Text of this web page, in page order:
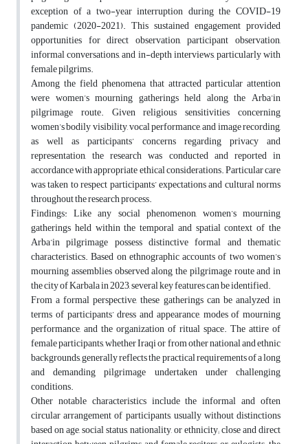
exception of a two-year interruption during the COVID-19
pandemic (2020-2021). This sustained engagement provided
opportunities for direct observation, participant observation,
informal conversations, and in-depth interviews, particularly with
female pilgrims.
Among the field phenomena that attracted particular attention
were women’s mourning gatherings held along the Arba’in
pilgrimage route. Given religious sensitivities concerning
women’s bodily visibility, vocal performance, and image recording,
as well as participants’ concerns regarding privacy and
representation, the research was conducted and reported in
accordance with appropriate ethical considerations. Particular care
was taken to respect participants’ expectations and cultural norms
throughout the research process.
Findings: Like any social phenomenon, women’s mourning
gatherings held within the temporal and spatial context of the
Arba’in pilgrimage possess distinctive formal and thematic
characteristics. Based on ethnographic accounts of two women’s
mourning assemblies observed along the pilgrimage route and in
the city of Karbala in 2023, several key features can be identified.
From a formal perspective, these gatherings can be analyzed in
terms of participants’ dress and appearance, modes of mourning
performance, and the organization of ritual space. The attire of
female participants, whether Iraqi or from other national and ethnic
backgrounds, generally reflects the practical requirements of a long
and demanding pilgrimage undertaken under challenging
conditions.
Other notable characteristics include the informal and often
circular arrangement of participants, usually without distinctions
based on age, social status, nationality, or ethnicity; close and direct